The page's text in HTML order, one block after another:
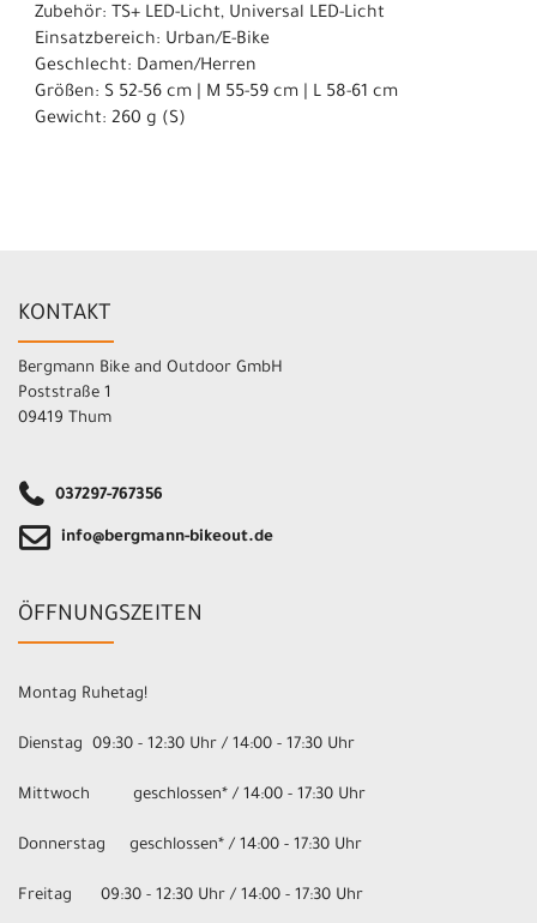
Zubehör: TS+ LED-Licht, Universal LED-Licht
Einsatzbereich: Urban/E-Bike
Geschlecht: Damen/Herren
Größen: S 52-56 cm | M 55-59 cm | L 58-61 cm
Gewicht: 260 g (S)
KONTAKT
Bergmann Bike and Outdoor GmbH
Poststraße 1
09419 Thum
037297-767356
info@bergmann-bikeout.de
ÖFFNUNGSZEITEN
Montag Ruhetag!
Dienstag 09:30 - 12:30 Uhr / 14:00 - 17:30 Uhr
Mittwoch geschlossen* / 14:00 - 17:30 Uhr
Donnerstag geschlossen* / 14:00 - 17:30 Uhr
Freitag 09:30 - 12:30 Uhr / 14:00 - 17:30 Uhr